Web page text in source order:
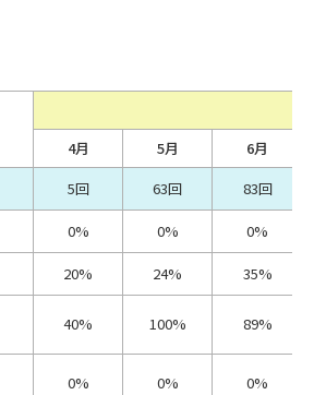
4月
5月
6月
5回 63回 83回
0% 0% 0%
20% 24% 35%
40% 100% 89%
0% 0% 0%